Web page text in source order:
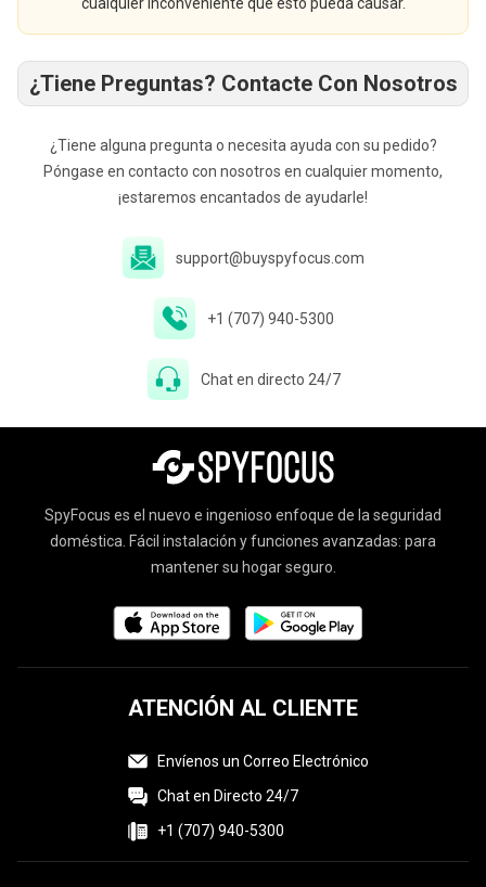
¿Tiene Preguntas? Contacte Con Nosotros
¿Tiene alguna pregunta o necesita ayuda con su pedido?
Póngase en contacto con nosotros en cualquier momento,
¡estaremos encantados de ayudarle!
support@buyspyfocus.com
+1 (707) 940-5300
Chat en directo 24/7
SpyFocus es el nuevo e ingenioso enfoque de la seguridad
doméstica. Fácil instalación y funciones avanzadas: para
mantener su hogar seguro.
ATENCIÓN AL CLIENTE
Envíenos un Correo Electrónico
Chat en Directo 24/7
+1 (707) 940-5300